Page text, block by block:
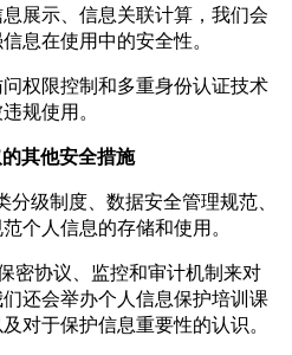
展示、信息关联计算，我们会
息在使用中的安全性。
权限控制和多重身份认证技术
规使用。
其他安全措施
分级制度、数据安全管理规范、
个人信息的存储和使用。
密协议、监控和审计机制来对
还会举办个人信息保护培训课
对于保护信息重要性的认识。